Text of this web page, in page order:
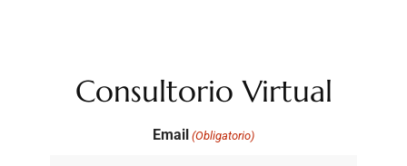
Consultorio Virtual
Email (Obligatorio)